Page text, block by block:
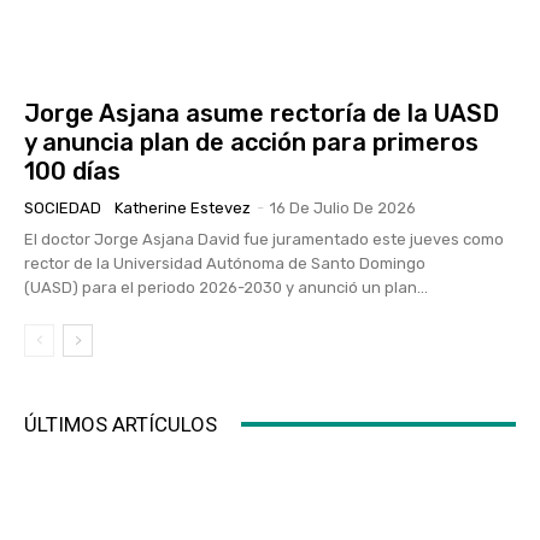
Jorge Asjana asume rectoría de la UASD
y anuncia plan de acción para primeros
100 días
SOCIEDAD Katherine Estevez - 16 De Julio De 2026
El doctor Jorge Asjana David fue juramentado este jueves como
rector de la Universidad Autónoma de Santo Domingo
(UASD) para el periodo 2026-2030 y anunció un plan...
ÚLTIMOS ARTÍCULOS